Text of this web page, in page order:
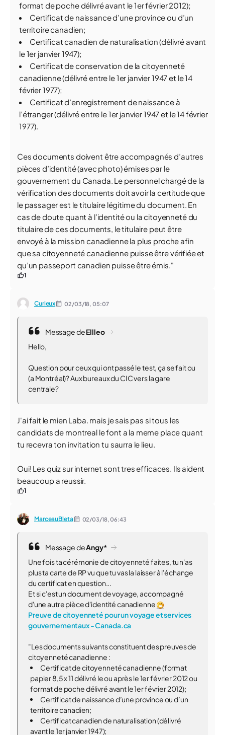
format de poche délivré avant le 1er février 2012);
Certificat de naissance d’une province ou d’un
territoire canadien;
Certificat canadien de naturalisation (délivré avant
le 1er janvier 1947);
Certificat de conservation de la citoyenneté
canadienne (délivré entre le 1er janvier 1947 et le 14
février 1977);
Certificat d’enregistrement de naissance à
l’étranger (délivré entre le 1er janvier 1947 et le 14 février
1977).
Ces documents doivent être accompagnés d’autres
pièces d’identité (avec photo) émises par le
gouvernement du Canada. Le personnel chargé de la
vérification des documents doit avoir la certitude que
le passager est le titulaire légitime du document. En
cas de doute quant à l’identité ou la citoyenneté du
titulaire de ces documents, le titulaire peut être
envoyé à la mission canadienne la plus proche afin
que sa citoyenneté canadienne puisse être vérifiée et
qu’un passeport canadien puisse être émis."
1
Curieux 02/03/18,05:07
Message deEllleo
Hello,
Question pour ceux qui ont passé le test, ça se fait ou
(a Montréal)? Aux bureaux du CIC vers la gare
centrale?
J'ai fait le mien Laba. mais je sais pas si tous les
candidats de montreal le font a la meme place quant
tu recevra ton invitation tu saurra le lieu.
Oui! Les quiz sur internet sont tres efficaces. Ils aident
beaucoup a reussir.
1
MarceauBleta 02/03/18,06:43
Message deAngy*
Une fois ta cérémonie de citoyenneté faites, tu n'as
plus ta carte de RP vu que tu vas la laisser à l'échange
du certificat en question...
Et si c'est un document de voyage, accompagné
d'une autre pièce d'identité canadienne
Preuve de citoyenneté pour un voyage et services
gouvernementaux - Canada.ca
"Les documents suivants constituent des preuves de
citoyenneté canadienne :
Certificat de citoyenneté canadienne (format
papier 8,5 x 11 délivré le ou après le 1er février 2012 ou
format de poche délivré avant le 1er février 2012);
Certificat de naissance d’une province ou d’un
territoire canadien;
Certificat canadien de naturalisation (délivré
avant le 1er janvier 1947);